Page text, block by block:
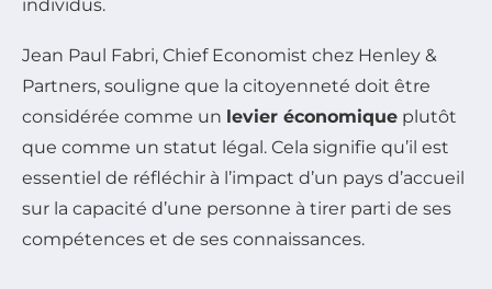
individus.
Jean Paul Fabri, Chief Economist chez Henley &
Partners, souligne que la citoyenneté doit être
considérée comme un levier économique plutôt
que comme un statut légal. Cela signifie qu’il est
essentiel de réfléchir à l’impact d’un pays d’accueil
sur la capacité d’une personne à tirer parti de ses
compétences et de ses connaissances.